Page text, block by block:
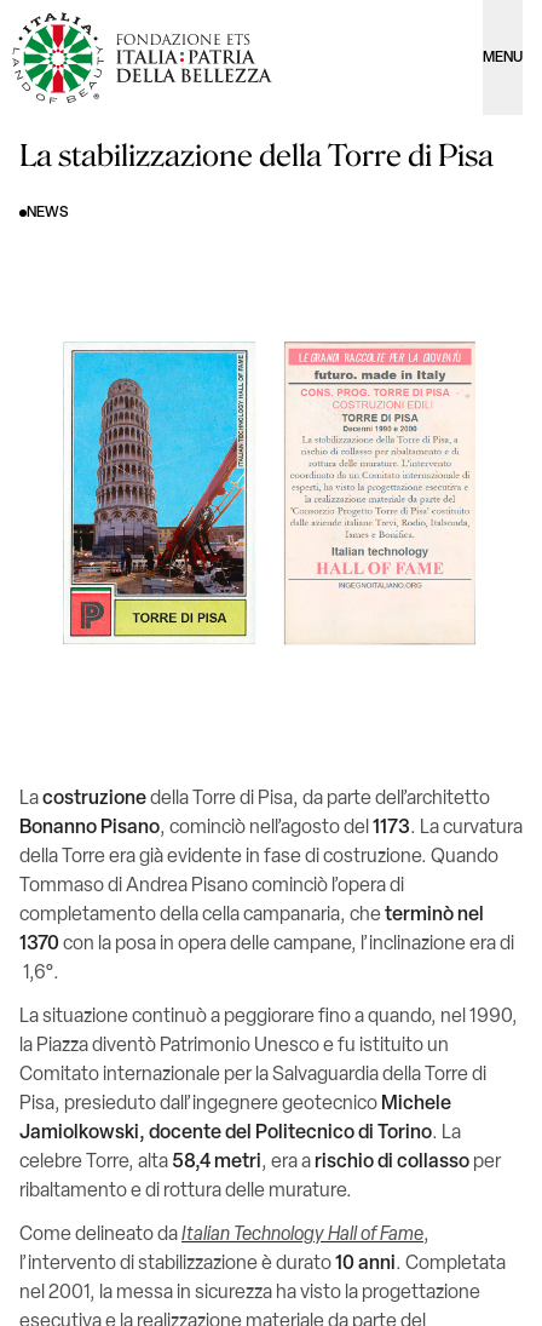
MENU
La stabilizzazione della Torre di Pisa
NEWS
Lacostruzionedella Torre di Pisa, da parte dell’architetto
Bonanno Pisano, cominciò nell’agosto del 1173. La curvatura
della Torre era già evidente in fase di costruzione. Quando
Tommaso di Andrea Pisano cominciò l’opera di
completamento della cella campanaria, cheterminò nel
1370 con la posa in opera delle campane, l’inclinazione era di
1,6°.
La situazione continuò a peggiorare fino a quando, nel 1990,
la Piazza diventò Patrimonio Unesco e fu istituito un
Comitato internazionale per la Salvaguardia della Torre di
Pisa, presieduto dall’ingegnere geotecnico Michele
Jamiolkowski, docente del Politecnico di Torino. La
celebre Torre, alta 58,4 metri, era arischio di collasso per
ribaltamento e di rottura delle murature.
Come delineato daItalian Technology Hall of Fame,
l’intervento di stabilizzazione è durato10 anni. Completata
nel 2001, la messa in sicurezza ha visto la progettazione